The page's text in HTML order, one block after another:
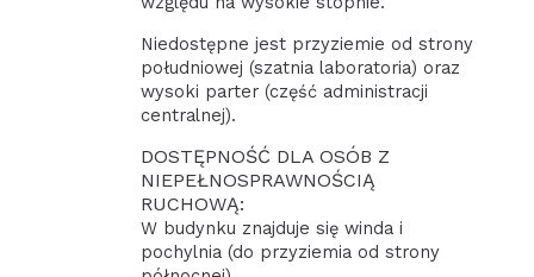
Niedostępne jest przyziemie od strony
południowej (szatnia laboratoria) oraz
wysoki parter (część administracji
centralnej).
DOSTĘPNOŚĆ DLA OSÓB Z
NIEPEŁNOSPRAWNOŚCIĄ
RUCHOWĄ:
W budynku znajduje się winda i
pochylnia (do przyziemia od strony